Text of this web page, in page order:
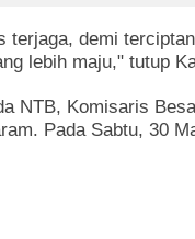
terjaga, demi
lebih maju," tutup
NTB, Komisaris
Pada Sabtu, 30